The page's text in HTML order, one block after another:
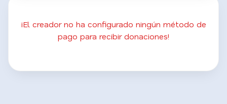
¡El creador no ha configurado ningún método de
pago para recibir donaciones!